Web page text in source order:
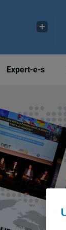
Expert-e-s